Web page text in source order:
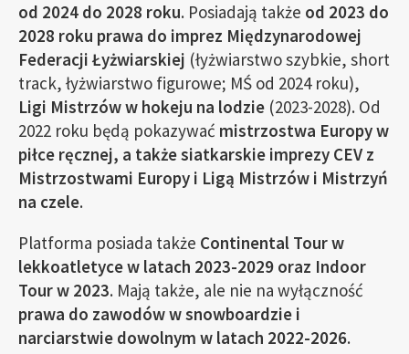
od 2024 do 2028 roku. Posiadają także od 2023 do
2028 roku prawa do imprez Międzynarodowej
Federacji Łyżwiarskiej (łyżwiarstwo szybkie, short
track, łyżwiarstwo figurowe; MŚ od 2024 roku),
Ligi Mistrzów w hokeju na lodzie (2023-2028). Od
2022 roku będą pokazywać mistrzostwa Europy w
piłce ręcznej, a także siatkarskie imprezy CEV z
Mistrzostwami Europy i Ligą Mistrzów i Mistrzyń
na czele.
Platforma posiada także Continental Tour w
lekkoatletyce w latach 2023-2029 oraz Indoor
Tour w 2023. Mają także, ale nie na wyłączność
prawa do zawodów w snowboardzie i
narciarstwie dowolnym w latach 2022-2026.